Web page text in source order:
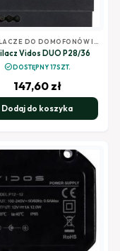
DO DOMOFONÓW I
Vidos DUO P28/36
check_circleDOSTĘPNY 17SZT.
147,60 zł
Dodaj do koszyka